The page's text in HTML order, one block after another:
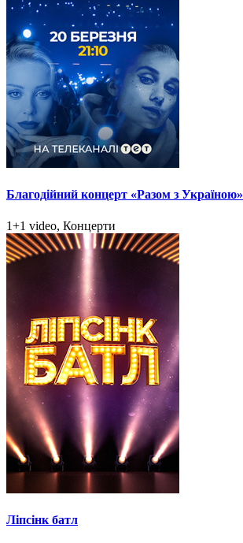
Благодійний концерт «Разом з Україною»
1+1 video, Концерти
Ліпсінк батл